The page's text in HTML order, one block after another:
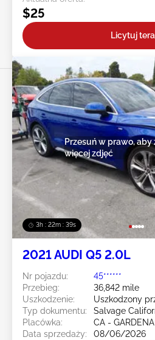
$25
Licytuj
3h : 22m : 36s
Przesuń w prawo, aby
więcej zdjęć
2021 AUDI Q5 2.0L
Nr pojazdu:
45******
Przebieg:
36,842 mile
Uszkodzenie:
Uszkodzony
Typ dokumentu:
Salvage
Placówka:
CA - GARDENA
Data sprzedaży:
08/06/2026